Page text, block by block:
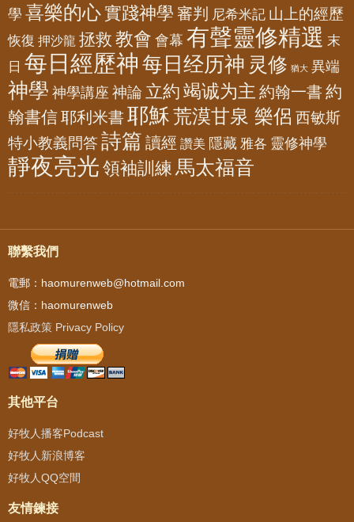
學 喜樂的心實踐神學 審判 尼希米記 山上的經歷
恢復 押沙龍 拯救 教會 會幕 有聲靈修精選 末
日 每日經歷神 每日经历神 灵修 猶大 異端
神學 神學講座 神論 立約 竭诚为主 約翰一書 約
翰書信耶利米書 耶穌荒漠甘泉 樂侶 西敏斯
特小教義問答詩篇 讀經 讚美 隱藏 雅各 靈修神學
靜夜亮光 領袖訓練 馬太福音
聯繫我們
電郵：haomurenweb@hotmail.com
微信：haomurenweb
隱私政策 Privacy Policy
其他平台
好牧人播客Podcast
好牧人新浪博客
好牧人QQ空間
友情鍊接